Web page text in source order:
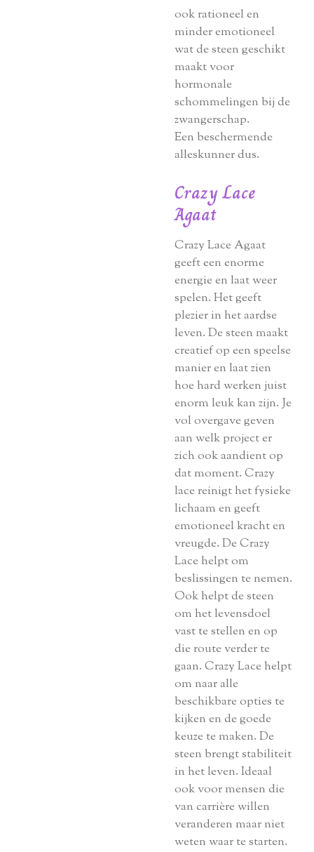
ook rationeel en
minder emotioneel
wat de steen geschikt
maakt voor
hormonale
schommelingen bij de
zwangerschap.
Een beschermende
alleskunner dus.
Crazy Lace
Agaat
Crazy Lace Agaat
geeft een enorme
energie en laat weer
spelen. Het geeft
plezier in het aardse
leven. De steen maakt
creatief op een speelse
manier en laat zien
hoe hard werken juist
enorm leuk kan zijn. Je
vol overgave geven
aan welk project er
zich ook aandient op
dat moment. Crazy
lace reinigt het fysieke
lichaam en geeft
emotioneel kracht en
vreugde. De Crazy
Lace helpt om
beslissingen te nemen.
Ook helpt de steen
om het levensdoel
vast te stellen en op
die route verder te
gaan. Crazy Lace helpt
om naar alle
beschikbare opties te
kijken en de goede
keuze te maken. De
steen brengt stabiliteit
in het leven. Ideaal
ook voor mensen die
van carrière willen
veranderen maar niet
weten waar te starten.